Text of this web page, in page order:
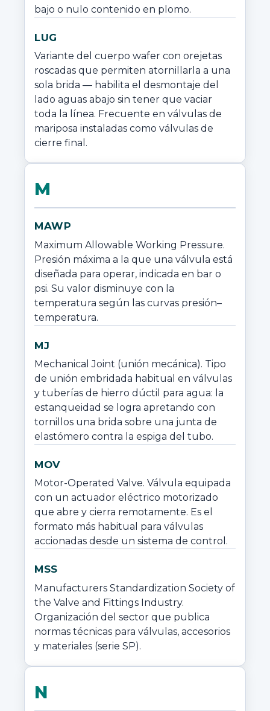
bajo o nulo contenido en plomo.
LUG
Variante del cuerpo wafer con orejetas
roscadas que permiten atornillarla a una
sola brida — habilita el desmontaje del
lado aguas abajo sin tener que vaciar
toda la línea. Frecuente en válvulas de
mariposa instaladas como válvulas de
cierre final.
M
MAWP
Maximum Allowable Working Pressure.
Presión máxima a la que una válvula está
diseñada para operar, indicada en bar o
psi. Su valor disminuye con la
temperatura según las curvas presión–
temperatura.
MJ
Mechanical Joint (unión mecánica). Tipo
de unión embridada habitual en válvulas
y tuberías de hierro dúctil para agua: la
estanqueidad se logra apretando con
tornillos una brida sobre una junta de
elastómero contra la espiga del tubo.
MOV
Motor-Operated Valve. Válvula equipada
con un actuador eléctrico motorizado
que abre y cierra remotamente. Es el
formato más habitual para válvulas
accionadas desde un sistema de control.
MSS
Manufacturers Standardization Society of
the Valve and Fittings Industry.
Organización del sector que publica
normas técnicas para válvulas, accesorios
y materiales (serie SP).
N